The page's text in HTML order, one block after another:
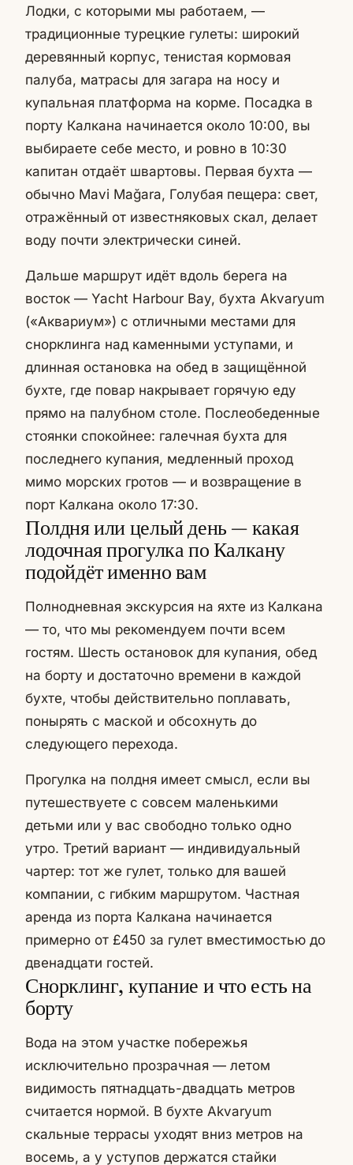
Лодки, с которыми мы работаем, —
традиционные турецкие гулеты: широкий
деревянный корпус, тенистая кормовая
палуба, матрасы для загара на носу и
купальная платформа на корме. Посадка в
порту Калкана начинается около 10:00, вы
выбираете себе место, и ровно в 10:30
капитан отдаёт швартовы. Первая бухта —
обычно Mavi Mağara, Голубая пещера: свет,
отражённый от известняковых скал, делает
воду почти электрически синей.
Дальше маршрут идёт вдоль берега на
восток — Yacht Harbour Bay, бухта Akvaryum
(«Аквариум») с отличными местами для
снорклинга над каменными уступами, и
длинная остановка на обед в защищённой
бухте, где повар накрывает горячую еду
прямо на палубном столе. Послеобеденные
стоянки спокойнее: галечная бухта для
последнего купания, медленный проход
мимо морских гротов — и возвращение в
порт Калкана около 17:30.
Полдня или целый день — какая
лодочная прогулка по Калкану
подойдёт именно вам
Полнодневная экскурсия на яхте из Калкана
— то, что мы рекомендуем почти всем
гостям. Шесть остановок для купания, обед
на борту и достаточно времени в каждой
бухте, чтобы действительно поплавать,
понырять с маской и обсохнуть до
следующего перехода.
Прогулка на полдня имеет смысл, если вы
путешествуете с совсем маленькими
детьми или у вас свободно только одно
утро. Третий вариант — индивидуальный
чартер: тот же гулет, только для вашей
компании, с гибким маршрутом. Частная
аренда из порта Калкана начинается
примерно от £450 за гулет вместимостью до
двенадцати гостей.
Снорклинг, купание и что есть на
борту
Вода на этом участке побережья
исключительно прозрачная — летом
видимость пятнадцать-двадцать метров
считается нормой. В бухте Akvaryum
скальные террасы уходят вниз метров на
восемь, а у уступов держатся стайки